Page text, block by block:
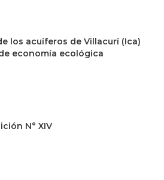
los acuíferos de Villacurí (Ica)
economía ecológica
N° XIV